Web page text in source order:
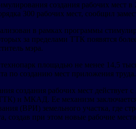
создания рабочих
300 рабочих мест, сообщил
в рамках программы
за пределами ТТК появятся
мэра.
площадью не менее 14,5
по созданию мест приложения труда.
создания рабочих мест действует
и МКАД. Ее механизм
(ВРИ) земельного участка, где
создав при этом новые рабочие